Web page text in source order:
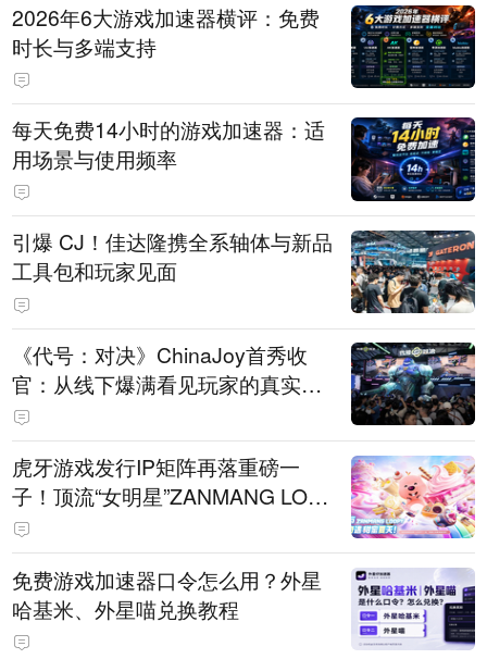
2026年6大游戏加速器横评：免费
时长与多端支持
每天免费14小时的游戏加速器：适
用场景与使用频率
引爆 CJ！佳达隆携全系轴体与新品
工具包和玩家见面
《代号：对决》ChinaJoy首秀收
官：从线下爆满看见玩家的真实期
待
虎牙游戏发行IP矩阵再落重磅一
子！顶流“女明星”ZANMANG LOO
PY 正版3D消除手游《消消奇遇》
惊喜曝光
免费游戏加速器口令怎么用？外星
哈基米、外星喵兑换教程